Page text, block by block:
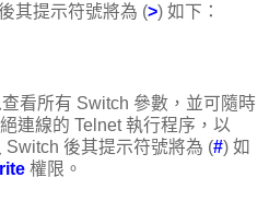
其提示符號將為 (>) 如下：
看所有 Switch 參數，並可隨時
連線的 Telnet 執行程序，以
後其提示符號將為 (#) 如
權限。